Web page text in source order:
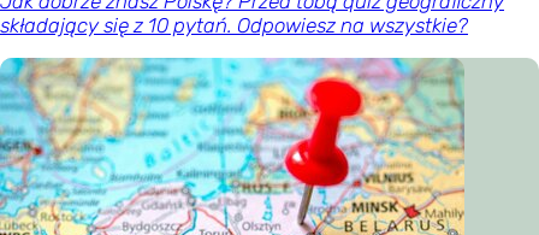
składający się z 10 pytań. Odpowiesz na wszystkie?